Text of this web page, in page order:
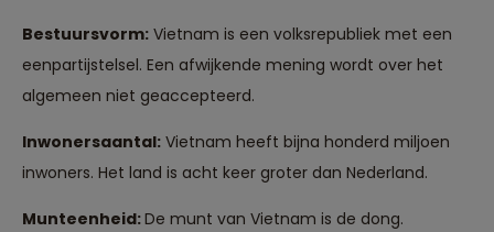
Bestuursvorm: Vietnam is een volksrepubliek met een
eenpartijstelsel. Een afwijkende mening wordt over het
algemeen niet geaccepteerd.
Inwonersaantal: Vietnam heeft bijna honderd miljoen
inwoners. Het land is acht keer groter dan Nederland.
Munteenheid:De munt van Vietnam is de dong.